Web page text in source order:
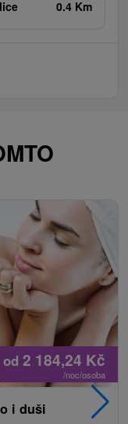
0.4 Km
od 2 184,24 Kč
/noc/osoba
i duši